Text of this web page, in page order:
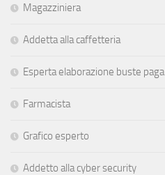
Magazziniera
Addetta alla caffetteria
Esperta elaborazione buste paga
Farmacista
Grafico esperto
Addetto alla cyber security